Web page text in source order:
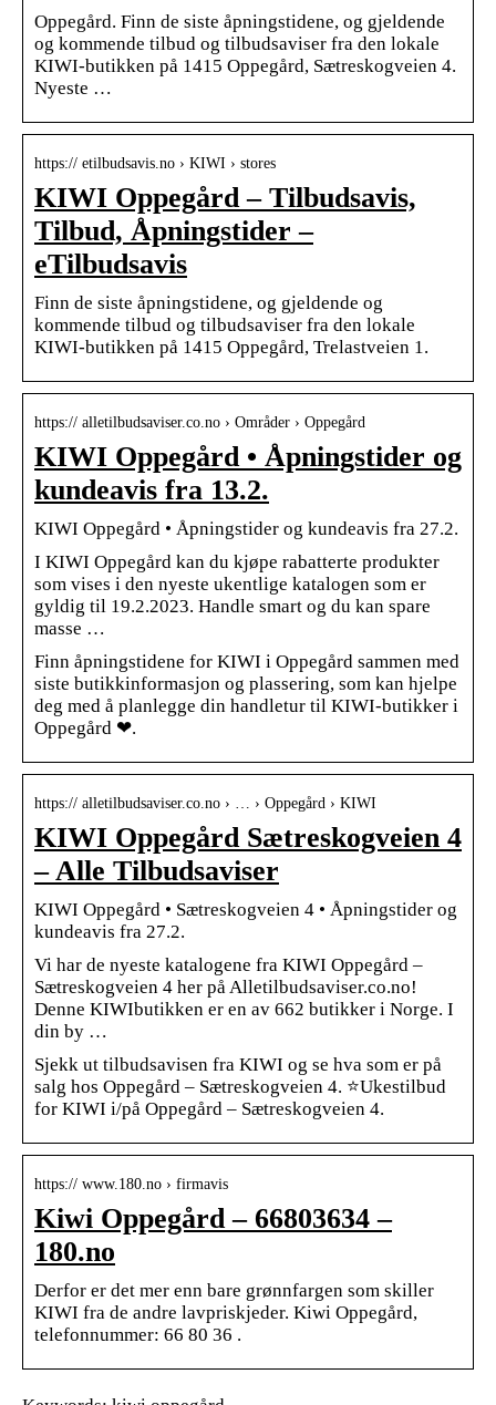
Oppegård. Finn de siste åpningstidene, og gjeldende
og kommende tilbud og tilbudsaviser fra den lokale
KIWI-butikken på 1415 Oppegård, Sætreskogveien 4.
Nyeste …
https:// etilbudsavis.no › KIWI › stores
KIWI Oppegård – Tilbudsavis,
Tilbud, Åpningstider –
eTilbudsavis
Finn de siste åpningstidene, og gjeldende og
kommende tilbud og tilbudsaviser fra den lokale
KIWI-butikken på 1415 Oppegård, Trelastveien 1.
https:// alletilbudsaviser.co.no › Områder › Oppegård
KIWI Oppegård • Åpningstider og
kundeavis fra 13.2.
KIWI Oppegård • Åpningstider og kundeavis fra 27.2.
I KIWI Oppegård kan du kjøpe rabatterte produkter
som vises i den nyeste ukentlige katalogen som er
gyldig til 19.2.2023. Handle smart og du kan spare
masse …
Finn åpningstidene for KIWI i Oppegård sammen med
siste butikkinformasjon og plassering, som kan hjelpe
deg med å planlegge din handletur til KIWI-butikker i
Oppegård ❤.
https:// alletilbudsaviser.co.no › … › Oppegård › KIWI
KIWI Oppegård Sætreskogveien 4
– Alle Tilbudsaviser
KIWI Oppegård • Sætreskogveien 4 • Åpningstider og
kundeavis fra 27.2.
Vi har de nyeste katalogene fra KIWI Oppegård –
Sætreskogveien 4 her på Alletilbudsaviser.co.no!
Denne KIWIbutikken er en av 662 butikker i Norge. I
din by …
Sjekk ut tilbudsavisen fra KIWI og se hva som er på
salg hos Oppegård – Sætreskogveien 4. ⭐Ukestilbud
for KIWI i/på Oppegård – Sætreskogveien 4.
https:// www.180.no › firmavis
Kiwi Oppegård – 66803634 –
180.no
Derfor er det mer enn bare grønnfargen som skiller
KIWI fra de andre lavpriskjeder. Kiwi Oppegård,
telefonnummer: 66 80 36 .